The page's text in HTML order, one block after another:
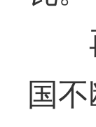
再
国